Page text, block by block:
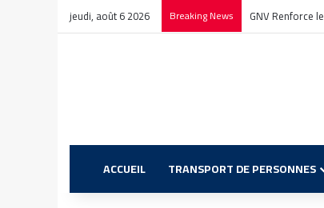
jeudi, août 6 2026 Breaking News GNV Renforce
ACCUEIL TRANSPORT DE PERSONNES